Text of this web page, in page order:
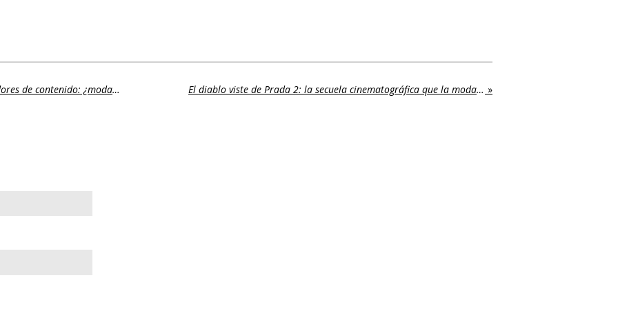
Los reality shows apuestan por los creadores de contenido: ¿moda o nueva era del entretenimiento? El diablo viste de Prada 2: la secuela cinematográfica que la moda y el cine esperaban »